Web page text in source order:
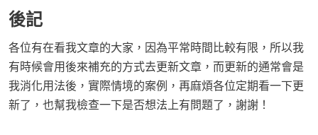
後記
各位有在看我文章的大家，因為平常時間比較有限，所以我
有時候會用後來補充的方式去更新文章，而更新的通常會是
我消化用法後，實際情境的案例，再麻煩各位定期看一下更
新了，也幫我檢查一下是否想法上有問題了，謝謝！